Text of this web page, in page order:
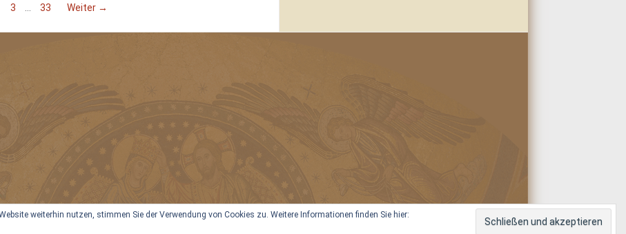
3 33 Weiter →
weiterhin nutzen, stimmen Sie der Verwendung von Cookies zu. Weitere Informationen finden Sie hier: